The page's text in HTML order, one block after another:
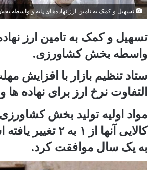
تسهیل و کمک به تامین ارز نهاده‌های پایه و واسطه
تسهیل و کمک به تامین ارز
واسطه بخش کشاورزی.
ستاد تنظیم بازار با افزایش
التفاوت نرخ ارز برای نهاده ها و
مواد اولیه تولید بخش
به یک سال موافقت کرد.